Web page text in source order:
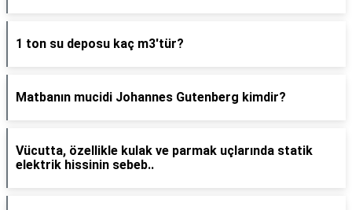
1 ton su deposu kaç m3'tür?
Matbanın mucidi Johannes Gutenberg kimdir?
Vücutta, özellikle kulak ve parmak uçlarında statik
elektrik hissinin sebeb..